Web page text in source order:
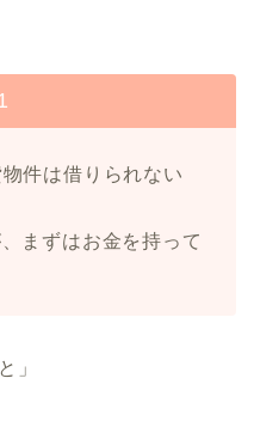
件は借りられない
まずはお金を持って
」